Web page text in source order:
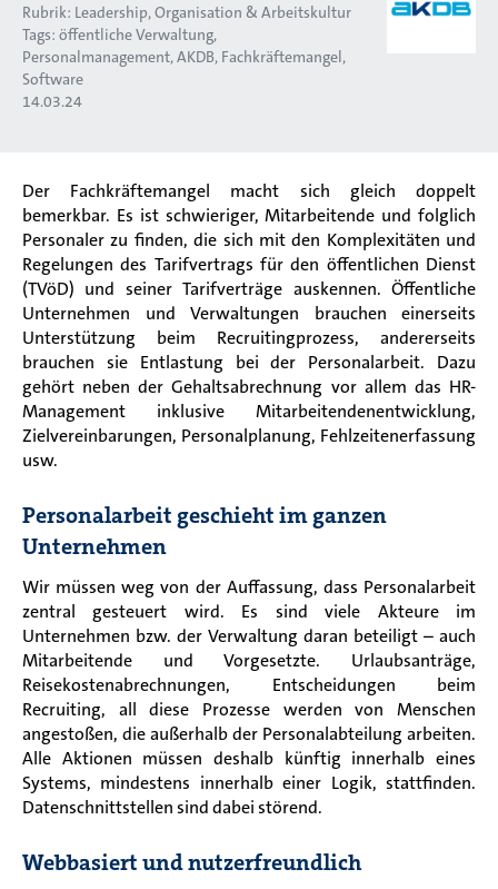
Rubrik: Leadership, Organisation & Arbeitskultur
Tags: öffentliche Verwaltung
Personalmanagement AKDB Fachkräftemangel
Software
14.03.24
Der Fachkräftemangel macht sich gleich doppelt
bemerkbar. Es ist schwieriger, Mitarbeitende und folglich
Personaler zu finden, die sich mit den Komplexitäten und
Regelungen des Tarifvertrags für den öffentlichen Dienst
(TVöD) und seiner Tarifverträge auskennen. Öffentliche
Unternehmen und Verwaltungen brauchen einerseits
Unterstützung beim Recruitingprozess, andererseits
brauchen sie Entlastung bei der Personalarbeit. Dazu
gehört neben der Gehaltsabrechnung vor allem das HR-
Management inklusive Mitarbeitendenentwicklung,
Zielvereinbarungen, Personalplanung, Fehlzeitenerfassung
usw.
Personalarbeit geschieht im ganzen
Unternehmen
Wir müssen weg von der Auffassung, dass Personalarbeit
zentral gesteuert wird. Es sind viele Akteure im
Unternehmen bzw. der Verwaltung daran beteiligt – auch
Mitarbeitende und Vorgesetzte. Urlaubsanträge,
Reisekostenabrechnungen, Entscheidungen beim
Recruiting, all diese Prozesse werden von Menschen
angestoßen, die außerhalb der Personalabteilung arbeiten.
Alle Aktionen müssen deshalb künftig innerhalb eines
Systems, mindestens innerhalb einer Logik, stattfinden.
Datenschnittstellen sind dabei störend.
Webbasiert und nutzerfreundlich